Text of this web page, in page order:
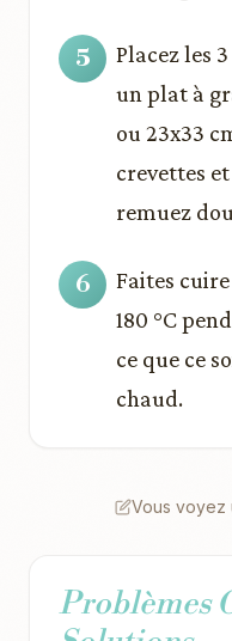
Placez les
un plat à
ou 23x33
crevettes
remuez
Faites
180 °C
ce que ce
chaud.
Vous voyez
Problèmes